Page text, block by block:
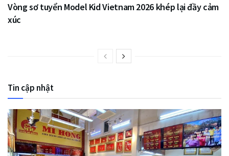
Vòng sơ tuyển Model Kid Vietnam 2026 khép lại đầy cảm
xúc
Tin cập nhật